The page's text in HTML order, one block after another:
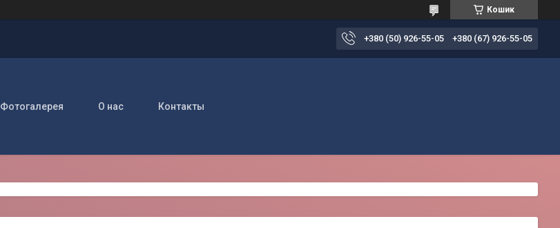
Кошик
+380 (50) 926-55-05 +380 (67) 926-55-05
Фотогалерея О нас Контакты